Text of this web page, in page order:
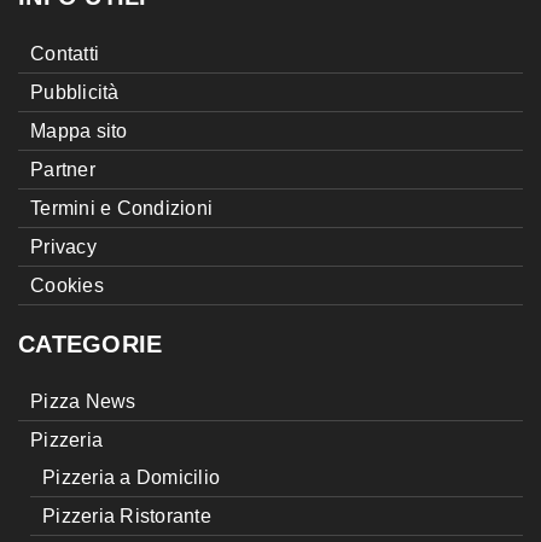
Contatti
Pubblicità
Mappa sito
Partner
Termini e Condizioni
Privacy
Cookies
CATEGORIE
Pizza News
Pizzeria
Pizzeria a Domicilio
Pizzeria Ristorante